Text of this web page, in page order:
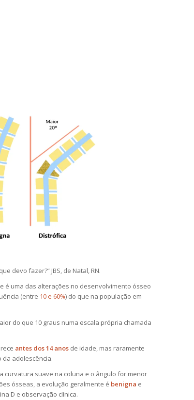
devo fazer?” JBS, de Natal, RN.
é uma das alterações no desenvolvimento ósseo
(entre 10 e 60%) do que na população em
do que 10 graus numa escala própria chamada
antes dos 14 anos de idade, mas raramente
da adolescência.
curvatura suave na coluna e o ângulo for menor
ósseas, a evolução geralmente é benigna e
D e observação clínica.